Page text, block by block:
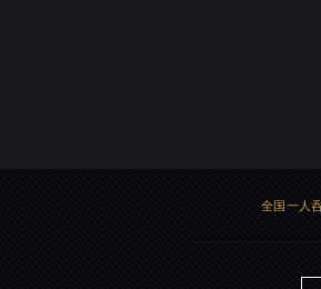
全国一人